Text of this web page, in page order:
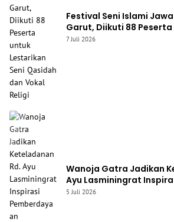
Festival Seni Islami
Garut, Diikuti 88
Seni Qasidah dan Vokal
7 Juli 2026
Wanoja Gatra Jadikan
Ayu Lasminingrat
Perempuan Garut Utara
5 Juli 2026